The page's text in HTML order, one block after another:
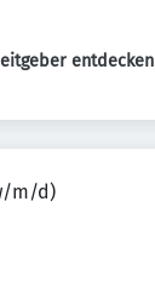
Navigation
entdecken
m/d)